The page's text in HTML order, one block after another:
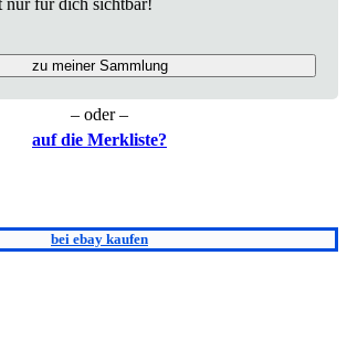
zu meiner Sammlung
– oder –
auf die Merkliste?
bei ebay kaufen